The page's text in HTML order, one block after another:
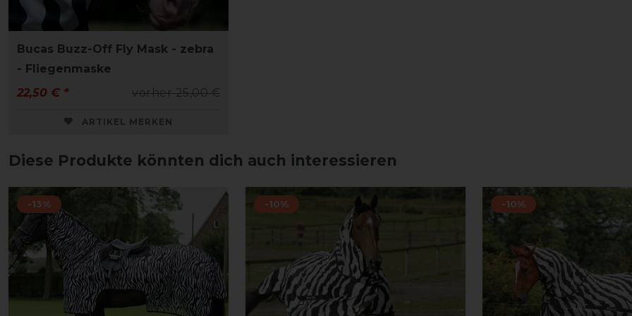
Bucas Buzz-Off Fly Mask - zebra
- Fliegenmaske
vorher 25,00 €
22,50 € *
ARTIKEL MERKEN
Diese Produkte könnten dich auch interessieren
-13% -10% -10%